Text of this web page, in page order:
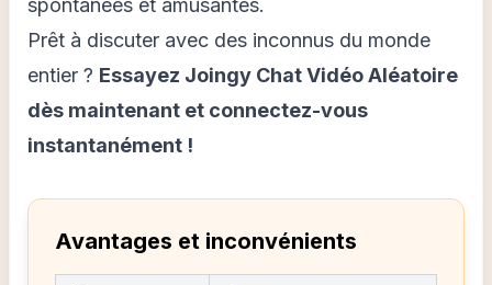
spontanées et amusantes.
Prêt à discuter avec des inconnus du monde
entier ? Essayez Joingy Chat Vidéo Aléatoire
dès maintenant et connectez-vous
instantanément !
Avantages et inconvénients